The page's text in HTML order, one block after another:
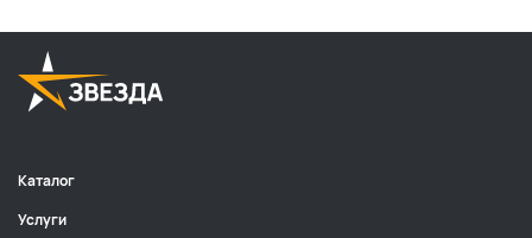
Каталог
Услуги